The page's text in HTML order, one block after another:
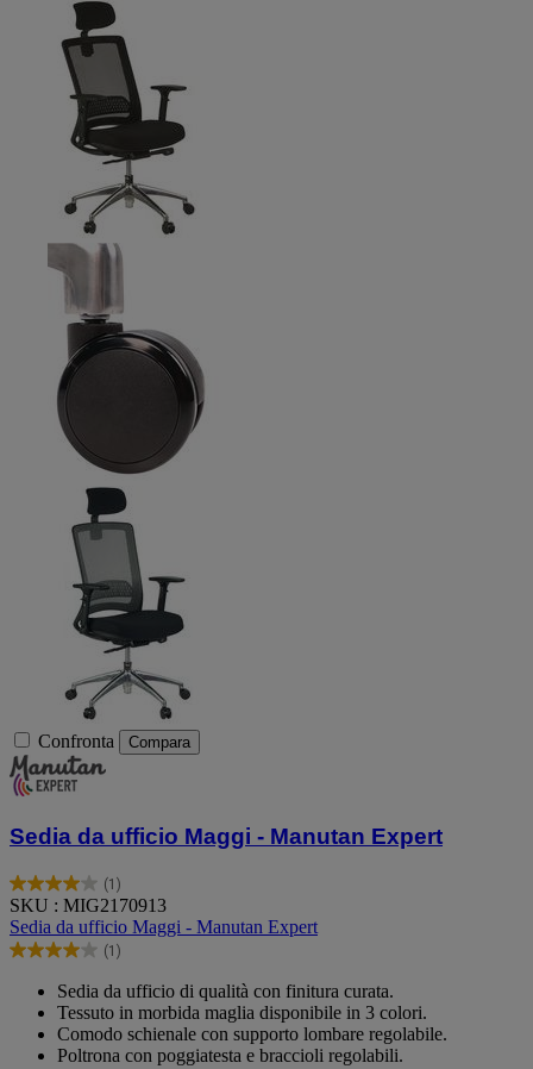
Confronta Compara
Sedia da ufficio Maggi - Manutan Expert
(1)
4.0
su
5
stelle.
recensione
SKU : MIG2170913
Sedia da ufficio Maggi - Manutan Expert
(1)
4.0
Sedia da ufficio di qualità con finitura curata.
Tessuto in morbida maglia disponibile in 3 colori.
Comodo schienale con supporto lombare regolabile.
Poltrona con poggiatesta e braccioli regolabili.